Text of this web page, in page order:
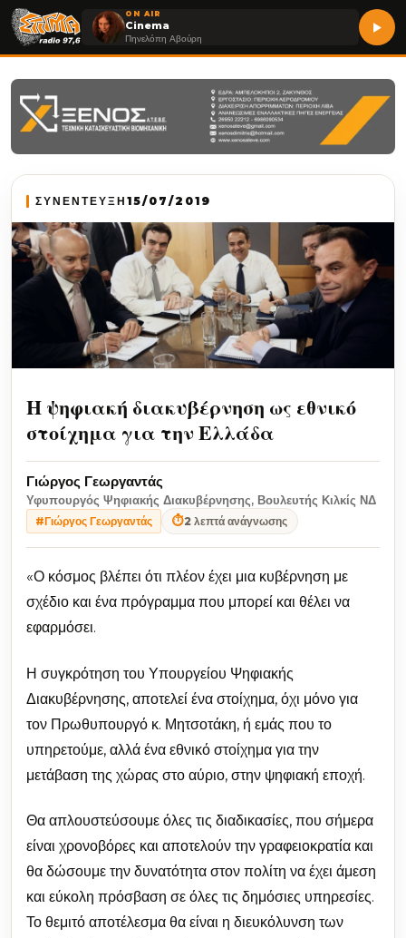
ON AIR
Cinema
Πηνελόπη Αβούρη
ΣΥΝΕΝΤΕΥΞΗ 15/07/2019
Η ψηφιακή διακυβέρνηση ως εθνικό
στοίχημα για την Ελλάδα
Γιώργος Γεωργαντάς
Υφυπουργός Ψηφιακής Διακυβέρνησης, Βουλευτής Κιλκίς ΝΔ
#Γιώργος Γεωργαντάς ⏱2 λεπτά ανάγνωσης
«Ο κόσμος βλέπει ότι πλέον έχει μια κυβέρνηση με
σχέδιο και ένα πρόγραμμα που μπορεί και θέλει να
εφαρμόσει.
Η συγκρότηση του Υπουργείου Ψηφιακής
Διακυβέρνησης, αποτελεί ένα στοίχημα, όχι μόνο για
τον Πρωθυπουργό κ. Μητσοτάκη, ή εμάς που το
υπηρετούμε, αλλά ένα εθνικό στοίχημα για την
μετάβαση της χώρας στο αύριο, στην ψηφιακή εποχή.
Θα απλουστεύσουμε όλες τις διαδικασίες, που σήμερα
είναι χρονοβόρες και αποτελούν την γραφειοκρατία και
θα δώσουμε την δυνατότητα στον πολίτη να έχει άμεση
και εύκολη πρόσβαση σε όλες τις δημόσιες υπηρεσίες.
Το θεμιτό αποτέλεσμα θα είναι η διευκόλυνση των